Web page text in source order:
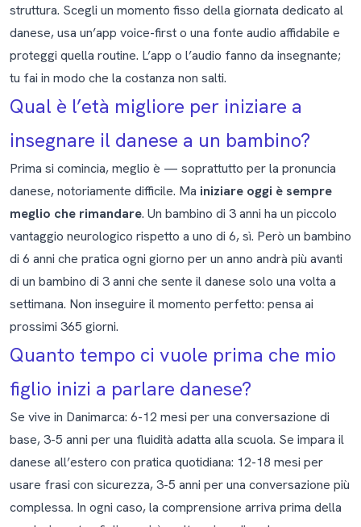
struttura. Scegli un momento fisso della giornata dedicato al
danese, usa un’app voice-first o una fonte audio affidabile e
proteggi quella routine. L’app o l’audio fanno da insegnante;
tu fai in modo che la costanza non salti.
Qual è l’età migliore per iniziare a
insegnare il danese a un bambino?
Prima si comincia, meglio è — soprattutto per la pronuncia
danese, notoriamente difficile. Ma iniziare oggi è sempre
meglio che rimandare. Un bambino di 3 anni ha un piccolo
vantaggio neurologico rispetto a uno di 6, sì. Però un bambino
di 6 anni che pratica ogni giorno per un anno andrà più avanti
di un bambino di 3 anni che sente il danese solo una volta a
settimana. Non inseguire il momento perfetto: pensa ai
prossimi 365 giorni.
Quanto tempo ci vuole prima che mio
figlio inizi a parlare danese?
Se vive in Danimarca: 6-12 mesi per una conversazione di
base, 3-5 anni per una fluidità adatta alla scuola. Se impara il
danese all’estero con pratica quotidiana: 12-18 mesi per
usare frasi con sicurezza, 3-5 anni per una conversazione più
complessa. In ogni caso, la comprensione arriva prima della